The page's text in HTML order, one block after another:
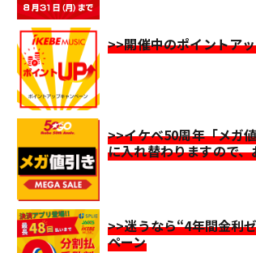
>>開催中のポイントア
>>イケベ50周年「メガ
に入れ替わりますので
>>迷うなら“4年間金利
ペーン